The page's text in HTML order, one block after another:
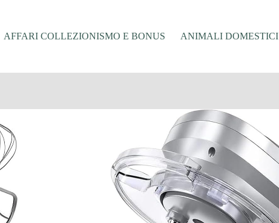
AFFARI COLLEZIONISMO E BONUS ANIMALI DOMESTICI